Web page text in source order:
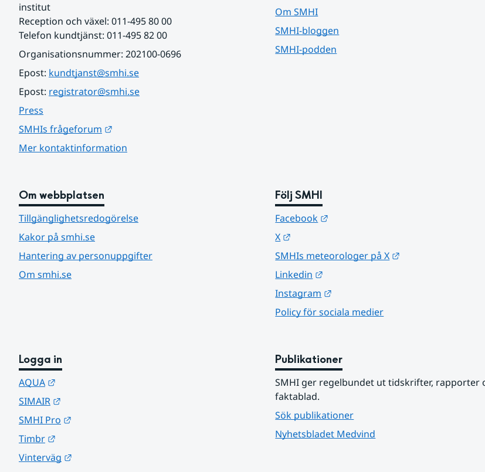
institut
Reception och växel: 011-495 80 00
Telefon kundtjänst: 011-495 82 00
Organisationsnummer: 202100-0696
Epost: kundtjanst@smhi.se
Epost: registrator@smhi.se
Press
SMHIs frågeforum
Mer kontaktinformation
Om SMHI
SMHI-bloggen
SMHI-podden
Om webbplatsen
Tillgänglighetsredogörelse
Kakor på smhi.se
Hantering av personuppgifter
Om smhi.se
Följ SMHI
Facebook
X
SMHIs meteorologer på X
Linkedin
Instagram
Policy för sociala medier
Logga in
AQUA
SIMAIR
SMHI Pro
Timbr
Vinterväg
Publikationer
SMHI ger regelbundet ut tidskrifter, rapporter
faktablad.
Sök publikationer
Nyhetsbladet Medvind